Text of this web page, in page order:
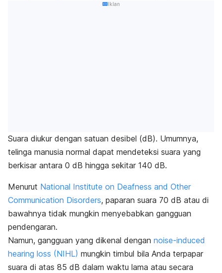
Iklan
Suara diukur dengan satuan desibel (dB). Umumnya,
telinga manusia normal dapat mendeteksi suara yang
berkisar antara 0 dB hingga sekitar 140 dB.
Menurut National Institute on Deafness and Other
Communication Disorders, paparan suara 70 dB atau di
bawahnya tidak mungkin menyebabkan gangguan
pendengaran.
Namun, gangguan yang dikenal dengan noise-induced
hearing loss (NIHL) mungkin timbul bila Anda terpapar
suara di atas 85 dB dalam waktu lama atau secara